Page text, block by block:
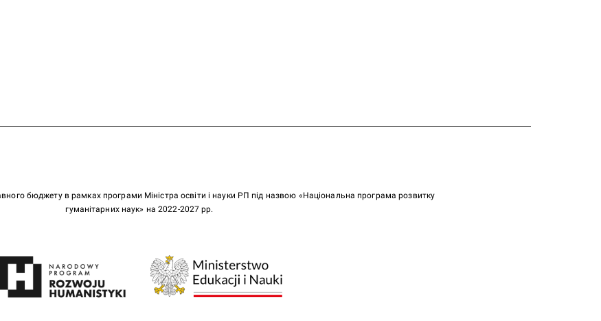
бюджету в рамках програми Міністра освіти і науки РП під назвою «Національна програма розвитку
гуманітарних наук» на 2022-2027 рр.